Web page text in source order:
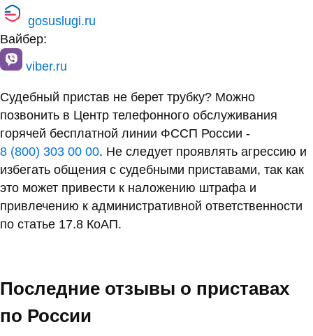
gosuslugi.ru
Вайбер:
viber.ru
Судебный пристав не берет трубку? Можно
позвонить в Центр телефонного обслуживания
горячей бесплатной линии ФССП России -
8 (800) 303 00 00. Не следует проявлять агрессию и
избегать общения с судебными приставами, так как
это может привести к наложению штрафа и
привлечению к административной ответственности
по статье 17.8 КоАП.
Последние отзывы о приставах
по России